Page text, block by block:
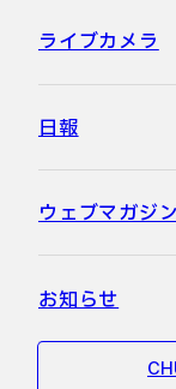
ライブカメラ
日報
ウェブマガジン
お知らせ